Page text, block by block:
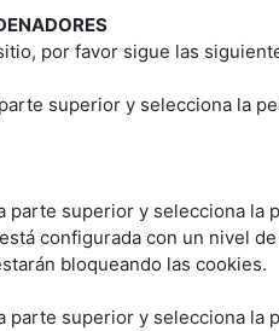
por favor sigue las
superior y selecciona la
parte superior y selecciona la
configurada con un nivel
bloqueando las cookies.
parte superior y selecciona la